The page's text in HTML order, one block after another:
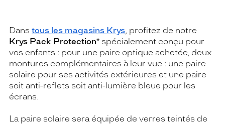
Dans tous les magasins Krys , profitez de notre
Krys Pack Protection* spécialement conçu pour
vos enfants : pour une paire optique achetée, deux
montures complémentaires à leur vue : une paire
solaire pour ses activités extérieures et une paire
soit anti-reflets soit anti-lumière bleue pour les
écrans.
La paire solaire sera équipée de verres teintés de